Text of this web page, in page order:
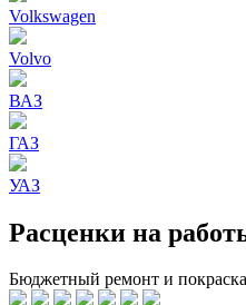
Volkswagen
Volvo
ВАЗ
ГАЗ
УАЗ
Расценки на
Бюджетный ремонт и